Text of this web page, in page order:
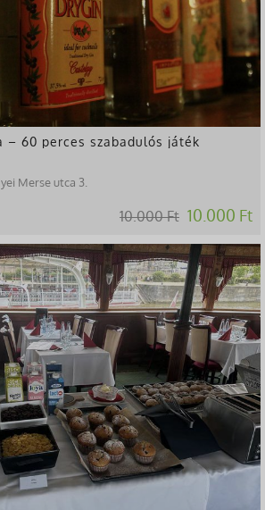
– 60 perces szabadulós játék
Merse utca 3.
10.000 Ft 10.000 Ft